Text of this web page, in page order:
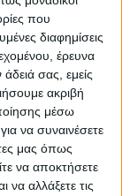
που
διαφημίσεις
έρευνα
σας, εμείς
ακριβή
μέσω
να συναινέσετε
μας όπως
να αποκτήσετε
αλλάξετε τις